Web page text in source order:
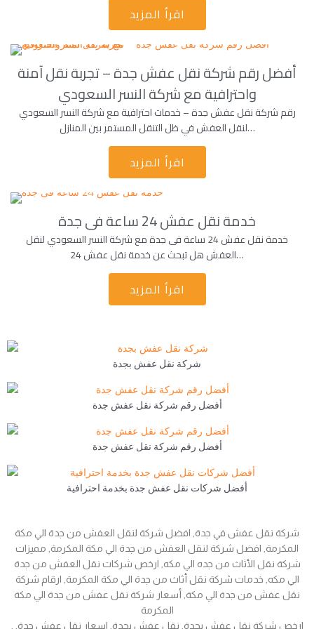
اقرأ المزيد
أفضل رقم شركة نقل عفش جدة – تجربة نقل آمنة
واحترافية مع شركة النسر السعودي
رقم شركة نقل عفش جدة – خدمات احترافية مع شركة النسر السعودي
لنقل العفش في ظل التنقل المستمر بين المنازل…
اقرأ المزيد
خدمة نقل عفش 24 ساعة فى جدة
خدمة نقل عفش 24 ساعة فى جدة مع شركة النسر السعودي لنقل
العفش هل تبحث عن خدمة نقل عفش 24…
اقرأ المزيد
شركة نقل عفش بجدة
أفضل رقم شركة نقل عفش جدة
أفضل رقم شركة نقل عفش جدة
أفضل شركات نقل عفش جدة بخدمة احترافية
شركة نقل عفش في جدة, افضل شركة لنقل العفش من جدة الي مكة
المكرمة, افضل شركة لنقل العفش من جدة الي مكة المكرمة, مميزات
شركة نقل الأثاث من جده الي مكه, ارخص شركات نقل العفش من جدة
الي مكه, خدمات شركة نقل أثاث من جدة الي مكة المكرمة, ارقام شركة
نقل عفش من جدة الي مكة, أسعار شركة نقل عفش من جدة الي مكة
المكرمة